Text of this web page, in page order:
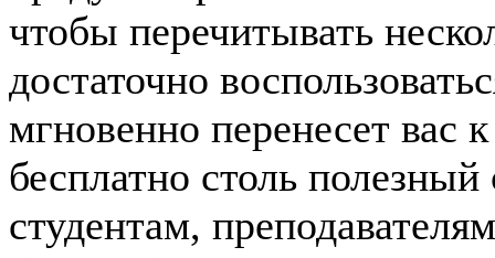
чтобы перечитывать
достаточно
мгновенно перенесет вас
бесплатно столь
студентам,